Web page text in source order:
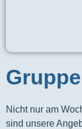
Nicht nur am
sind unsere